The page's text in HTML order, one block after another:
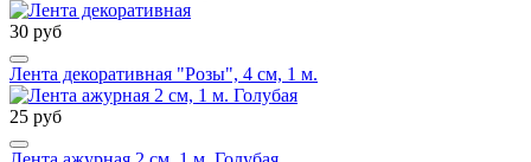
30 руб
Лента декоративная "Розы", 4 см, 1 м.
25 руб